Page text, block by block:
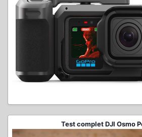
Test complet DJI Osmo